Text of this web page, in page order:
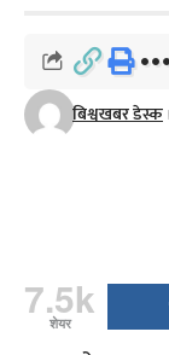
बिश्वखबर डेस्क
7.5k
शेयर